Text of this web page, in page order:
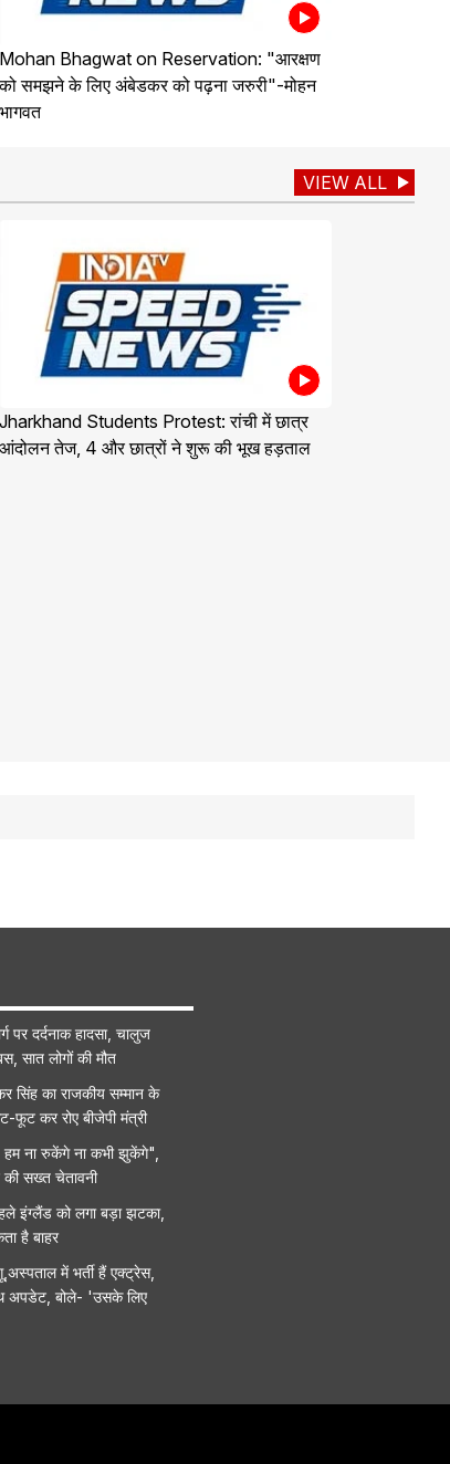
Mohan Bhagwat on Reservation: "आरक्षण
समझने के लिए अंबेडकर को पढ़ना जरुरी"-मोहन
भागवत
VIEW ALL
Jharkhand Students Protest: रांची में छात्र
आंदोलन तेज, 4 और छात्रों ने शुरू की भूख हड़ताल
पर दर्दनाक हादसा, चालुज
सात लोगों की मौत
सिंह का राजकीय सम्मान के
फूट कर रोए बीजेपी मंत्री
हम ना रुकेंगे ना कभी झुकेंगे",
की सख्त चेतावनी
इंग्लैंड को लगा बड़ा झटका,
है बाहर
में भर्ती हैं एक्ट्रेस,
अपडेट, बोले- 'उसके लिए